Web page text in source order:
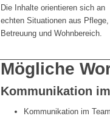
Die Inhalte orientieren sich an
echten Situationen aus Pflege,
Betreuung und Wohnbereich.
Mögliche
Kommunikation
Kommunikation im